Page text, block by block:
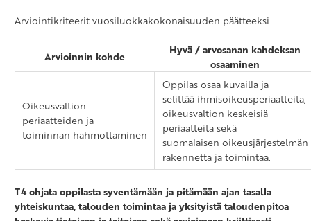
Arviointikriteerit vuosiluokkakokonaisuuden päätteeksi
Arvioinnin kohde
Hyvä / arvosanan kahdeksan
osaaminen
Oikeusvaltion
periaatteiden ja
toiminnan hahmottaminen
Oppilas osaa kuvailla ja
selittää ihmisoikeusperiaatteita,
oikeusvaltion keskeisiä
periaatteita sekä
suomalaisen oikeusjärjestelmän
rakennetta ja toimintaa.
T4 ohjata oppilasta syventämään ja pitämään ajan tasalla
yhteiskuntaa, talouden toimintaa ja yksityistä taloudenpitoa